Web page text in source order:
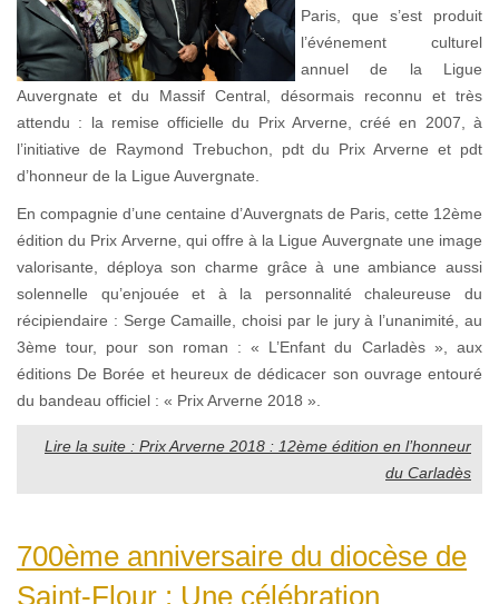
Paris, que s’est produit
l’événement culturel
annuel de la Ligue
Auvergnate et du Massif Central, désormais reconnu et très
attendu : la remise officielle du Prix Arverne, créé en 2007, à
l’initiative de Raymond Trebuchon, pdt du Prix Arverne et pdt
d’honneur de la Ligue Auvergnate.
En compagnie d’une centaine d’Auvergnats de Paris, cette 12ème
édition du Prix Arverne, qui offre à la Ligue Auvergnate une image
valorisante, déploya son charme grâce à une ambiance aussi
solennelle qu’enjouée et à la personnalité chaleureuse du
récipiendaire : Serge Camaille, choisi par le jury à l’unanimité, au
3ème tour, pour son roman : « L’Enfant du Carladès », aux
éditions De Borée et heureux de dédicacer son ouvrage entouré
du bandeau officiel : « Prix Arverne 2018 ».
Lire la suite : Prix Arverne 2018 : 12ème édition en l’honneur
du Carladès
700ème anniversaire du diocèse de
Saint-Flour : Une célébration